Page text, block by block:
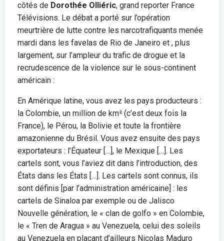
côtés de Dorothée Olliéric, grand reporter France
Télévisions. Le débat a porté sur l’opération
meurtrière de lutte contre les narcotrafiquants menée
mardi dans les favelas de Rio de Janeiro et , plus
largement, sur l’ampleur du trafic de drogue et la
recrudescence de la violence sur le sous-continent
américain :
En Amérique latine, vous avez les pays producteurs :
la Colombie, un million de km² (c’est deux fois la
France), le Pérou, la Bolivie et toute la frontière
amazonienne du Brésil. Vous avez ensuite des pays
exportateurs : l’Équateur […], le Mexique […]. Les
cartels sont, vous l’aviez dit dans l’introduction, des
États dans les États […]. Les cartels sont connus, ils
sont définis [par l’administration américaine] : les
cartels de Sinaloa par exemple ou de Jalisco
Nouvelle génération, le « clan de golfo » en Colombie,
le « Tren de Aragua » au Venezuela, celui des soleils
au Venezuela en plaçant d’ailleurs Nicolas Maduro